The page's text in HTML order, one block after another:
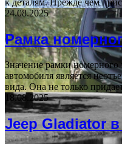
24.08.2025
Рамка
Значение рамки номерного
автомобиля является
вида. Она не только
18.08.2025
Jeep Gladiator